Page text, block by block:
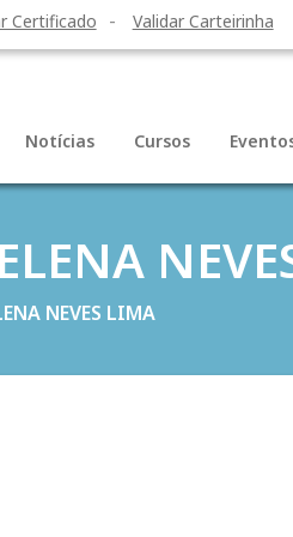
Certificado Validar Carteirinha
Notícias Cursos
NEVES LIMA